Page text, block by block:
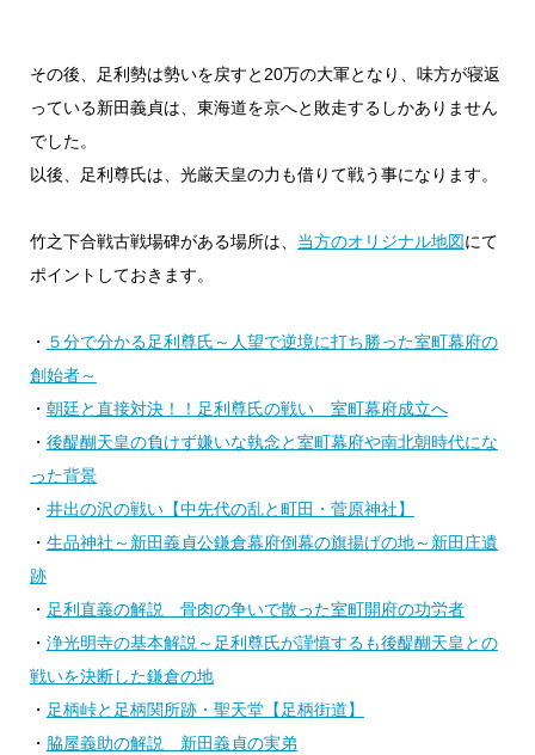
その後、足利勢は勢いを戻すと20万の大軍となり、味方が寝返
っている新田義貞は、東海道を京へと敗走するしかありません
でした。
以後、足利尊氏は、光厳天皇の力も借りて戦う事になります。
竹之下合戦古戦場碑がある場所は、 当方のオリジナル地図にて
ポイントしておきます。
・ ５分で分かる足利尊氏～人望で逆境に打ち勝った室町幕府の
創始者～
・ 朝廷と直接対決！！足利尊氏の戦い 室町幕府成立へ
・ 後醍醐天皇の負けず嫌いな執念と室町幕府や南北朝時代にな
った背景
・ 井出の沢の戦い【中先代の乱と町田・菅原神社】
・ 生品神社～新田義貞公鎌倉幕府倒幕の旗揚げの地～新田庄遺
跡
・ 足利直義の解説 骨肉の争いで散った室町開府の功労者
・ 浄光明寺の基本解説～足利尊氏が謹慎するも後醍醐天皇との
戦いを決断した鎌倉の地
・ 足柄峠と足柄関所跡・聖天堂【足柄街道】
・ 脇屋義助の解説 新田義貞の実弟